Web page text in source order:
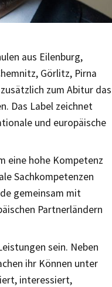
aus Eilenburg,
Görlitz, Pirna
zum Abitur das
Das Label zeichnet
und europäische
eine hohe Kompetenz
Sachkompetenzen
gemeinsam mit
Partnerländern
sein. Neben
ihr Können unter
interessiert,